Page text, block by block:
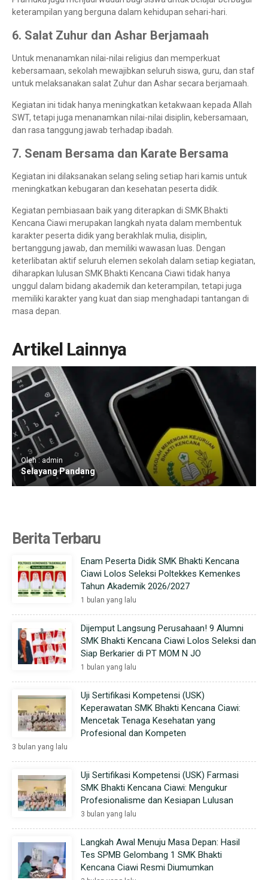
keterampilan yang berguna dalam kehidupan sehari-hari.
6. Salat Zuhur dan Ashar Berjamaah
Untuk menanamkan nilai-nilai religius dan memperkuat
kebersamaan, sekolah mewajibkan seluruh siswa, guru, dan staf
untuk melaksanakan salat Zuhur dan Ashar secara berjamaah.
Kegiatan ini tidak hanya meningkatkan ketakwaan kepada Allah
SWT, tetapi juga menanamkan nilai-nilai disiplin, kebersamaan,
dan rasa tanggung jawab terhadap ibadah.
7. Senam Bersama dan Karate Bersama
Kegiatan ini dilaksanakan selang seling setiap hari kamis untuk
meningkatkan kebugaran dan kesehatan peserta didik.
Kegiatan pembiasaan baik yang diterapkan di SMK Bhakti
Kencana Ciawi merupakan langkah nyata dalam membentuk
karakter peserta didik yang berakhlak mulia, disiplin,
bertanggung jawab, dan memiliki wawasan luas. Dengan
keterlibatan aktif seluruh elemen sekolah dalam setiap kegiatan,
diharapkan lulusan SMK Bhakti Kencana Ciawi tidak hanya
unggul dalam bidang akademik dan keterampilan, tetapi juga
memiliki karakter yang kuat dan siap menghadapi tantangan di
masa depan.
Artikel Lainnya
Oleh : admin
Selayang Pandang
Berita Terbaru
Enam Peserta Didik SMK Bhakti Kencana
Ciawi Lolos Seleksi Poltekkes Kemenkes
Tahun Akademik 2026/2027
1 bulan yang lalu
Dijemput Langsung Perusahaan! 9 Alumni
SMK Bhakti Kencana Ciawi Lolos Seleksi dan
Siap Berkarier di PT MOM N JO
1 bulan yang lalu
Uji Sertifikasi Kompetensi (USK)
Keperawatan SMK Bhakti Kencana Ciawi:
Mencetak Tenaga Kesehatan yang
Profesional dan Kompeten
3 bulan yang lalu
Uji Sertifikasi Kompetensi (USK) Farmasi
SMK Bhakti Kencana Ciawi: Mengukur
Profesionalisme dan Kesiapan Lulusan
3 bulan yang lalu
Langkah Awal Menuju Masa Depan: Hasil
Tes SPMB Gelombang 1 SMK Bhakti
Kencana Ciawi Resmi Diumumkan